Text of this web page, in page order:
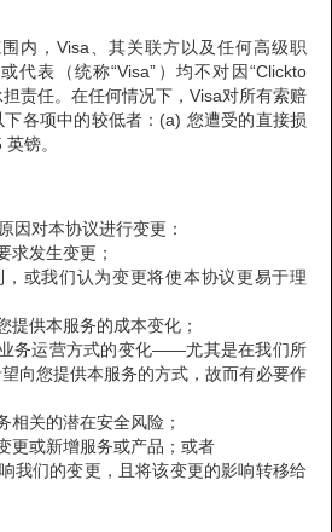
内，Visa、其关联方以及任何高级职
代表（统称“Visa”）均不对因“Clickto
责任。在任何情况下，Visa对所有索赔
各项中的较低者：(a) 您遭受的直接损
镑。
因对本协议进行变更：
发生变更；
或我们认为变更将使本协议更易于理
供本服务的成本变化；
运营方式的变化——尤其是在我们所
向您提供本服务的方式，故而有必要作
关的潜在安全风险；
或新增服务或产品；或者
们的变更，且将该变更的影响转移给